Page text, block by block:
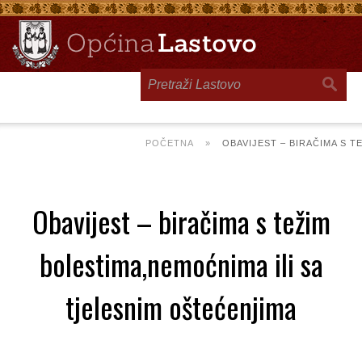
POČETNA » OBAVIJEST – BIRAČIMA S
Obavijest – biračima s težim
bolestima,nemoćnima ili sa
tjelesnim oštećenjima